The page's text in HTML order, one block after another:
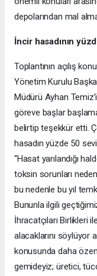
depolarından mal
İncir hasadının
Toplantının açılış
Yönetim Kurulu
Müdürü Ayhan
göreve başlar
belirtip teşekkür etti.
hasadın yüzde 50
“Hasat yarılandığı
toksin sorunları
bu nedenle bu yıl
Bununla ilgili
İhracatçıları Birlikleri
alacaklarını
konusunda daha
gemideyiz; üretici,